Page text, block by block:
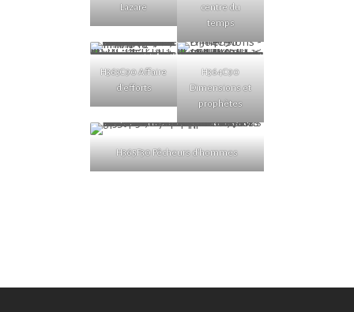
Lazare
centre du
temps
H363C90 Affaire
d’efforts
H364C90
Dimensions et
prophètes
H365F30 Pêcheurs d’hommes